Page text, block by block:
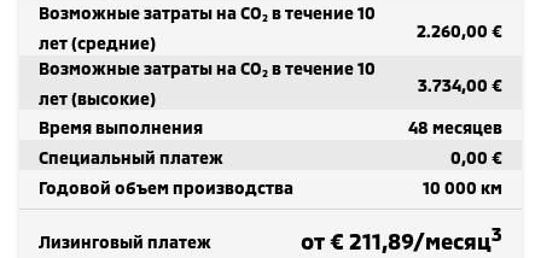
Возможные затраты на CO₂ в течение 10
лет (средние)
2.260,00 €
Возможные затраты на CO₂ в течение 10
лет (высокие)
3.734,00 €
Время выполнения
48 месяцев
Специальный платеж
0,00 €
Годовой объем производства
10 000 км
Лизинговый платеж от € 211,89/месяц3